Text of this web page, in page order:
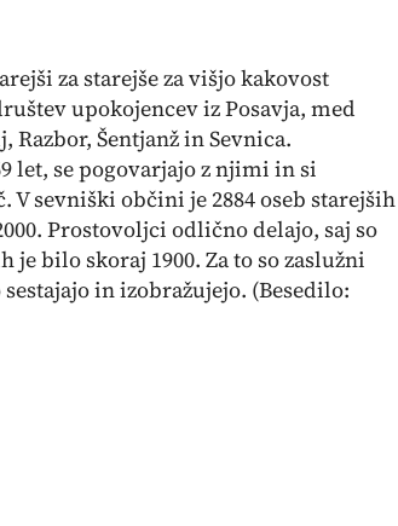
za starejše za višjo kakovost
upokojencev iz Posavja, med
Šentjanž in Sevnica.
let, se pogovarjajo z njimi in si
sevniški občini je 2884 oseb starejših
Prostovoljci odlično delajo, saj so
bilo skoraj 1900. Za to so zaslužni
in izobražujejo. (Besedilo: